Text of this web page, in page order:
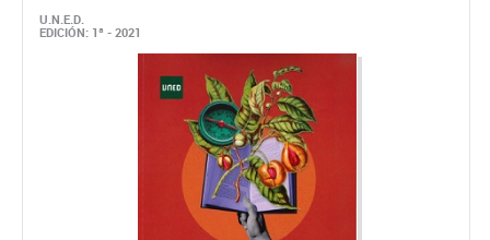
U.N.E.D.
EDICIÓN: 1ª - 2021